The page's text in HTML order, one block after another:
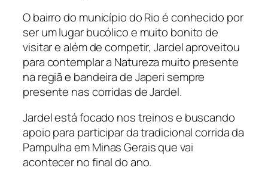
O bairro do município do Rio é conhecido por
ser um lugar bucólico e muito bonito de
visitar e além de competir, Jardel aproveitou
para contemplar a Natureza muito presente
na regiã e bandeira de Japeri sempre
presente nas corridas de Jardel.
Jardel está focado nos treinos e buscando
apoio para participar da tradicional corrida da
Pampulha em Minas Gerais que vai
acontecer no final do ano.